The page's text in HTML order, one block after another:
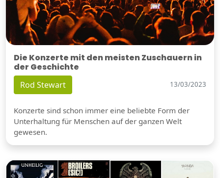
Die Konzerte mit den meisten Zuschauern in
der Geschichte
Rod Stewart 13/03/2023
Konzerte sind schon immer eine beliebte Form der
Unterhaltung für Menschen auf der ganzen Welt
gewesen.